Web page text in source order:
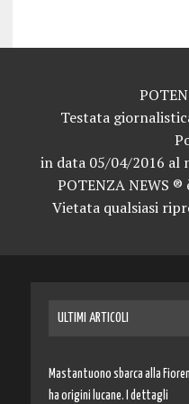
Testata
in data 05/04/2016 al
POTENZA NEWS
Vietata qualsiasi
ULTIMI ARTICOLI
Mastantuono sbarca alla
ha origini lucane. I dettagli